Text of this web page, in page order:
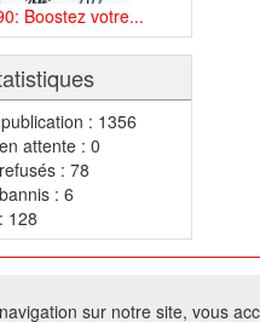
Boostez votre...
: 1356
attente : 0
: 78
: 6
128
Tous droits
sur notre site, vous